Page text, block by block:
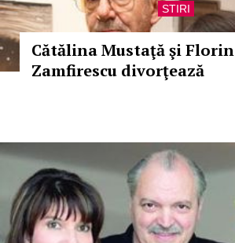
STIRI
Cătălina Mustaţă şi Florin
Zamfirescu divorţează